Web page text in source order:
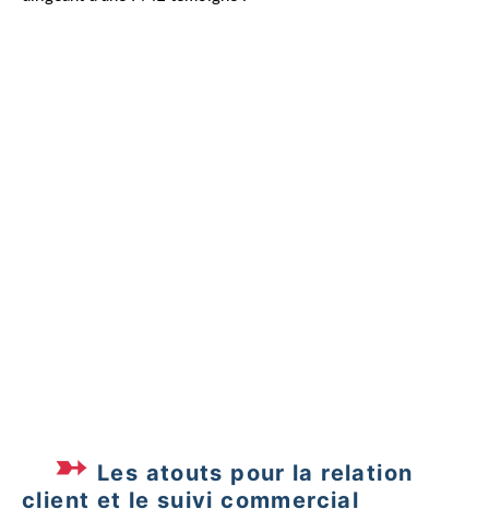
Les atouts pour la relation
client et le suivi commercial